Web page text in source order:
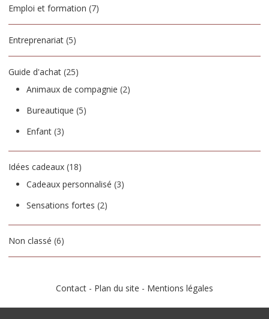
Emploi et formation (7)
Entreprenariat(5)
Guide d'achat(25)
Animaux de compagnie (2)
Bureautique (5)
Enfant(3)
Idées cadeaux(18)
Cadeaux personnalisé (3)
Sensations fortes (2)
Non classé (6)
Contact - Plan du site - Mentions légales